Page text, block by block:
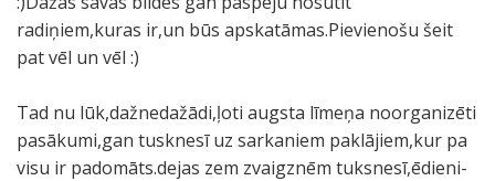
radiņiem,kuras ir,un būs apskatāmas.Pievienošu šeit
pat vēl un vēl :)
Tad nu lūk,dažnedažādi,ļoti augsta līmeņa noorganizēti
pasākumi,gan tusknesī uz sarkaniem paklājiem,kur pa
visu ir padomāts.dejas zem zvaigznēm tuksnesī,ēdieni-